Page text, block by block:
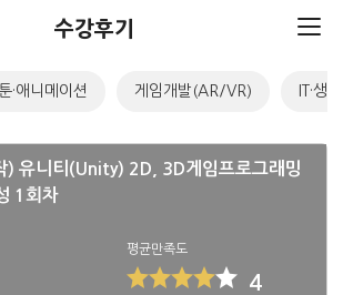
수강후기
·애니메이션 게임개발(AR/VR) IT·생
) 유니티(Unity) 2D, 3D게임프로그래밍
1회차
평균만족도
4